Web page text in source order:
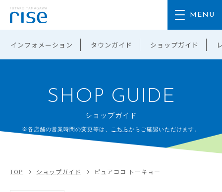
インフォメーション タウンガイド ショップガイド
SHOP GUIDE
ショップガイド
※各店舗の営業時間の変更等は、 こちらからご確認いただけます。
TOP ショップガイド ピュアココ トーキョー